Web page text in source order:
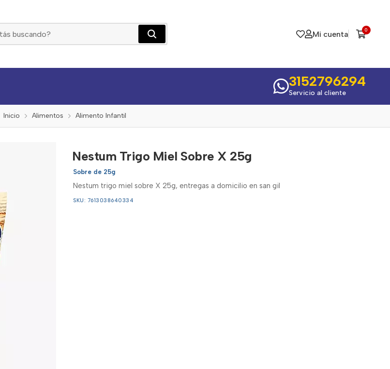
Mi cuenta 0
3152796294
Servicio al cliente
Inicio Alimentos Alimento Infantil
Nestum Trigo Miel Sobre X 25g
Sobre de 25g
Nestum trigo miel sobre X 25g, entregas a domicilio en san gil
SKU: 7613038640334